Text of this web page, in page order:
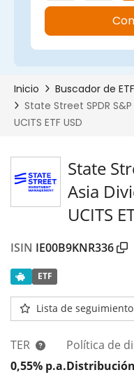
State
Asia
UCITS
ISIN IE00B9KNR336
ETF
Lista de seguimiento
TER
0,55% p.a.
Política de
Distribución